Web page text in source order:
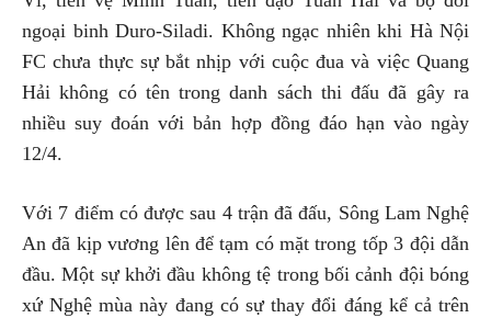
ngoại binh Duro-Siladi. Không ngạc nhiên khi Hà Nội
FC chưa thực sự bắt nhịp với cuộc đua và việc Quang
Hải không có tên trong danh sách thi đấu đã gây ra
nhiều suy đoán với bản hợp đồng đáo hạn vào ngày
12/4.
Với 7 điểm có được sau 4 trận đã đấu, Sông Lam Nghệ
An đã kịp vương lên để tạm có mặt trong tốp 3 đội dẫn
đầu. Một sự khởi đầu không tệ trong bối cảnh đội bóng
xứ Nghệ mùa này đang có sự thay đổi đáng kể cả trên